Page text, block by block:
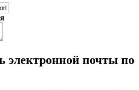
электронной почты по